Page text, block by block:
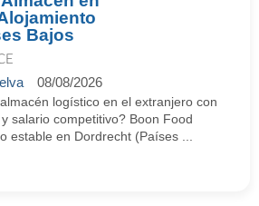
Bajos
08/08/2026
logístico en el extranjero con
salario competitivo? Boon Food
estable en Dordrecht (Países ...